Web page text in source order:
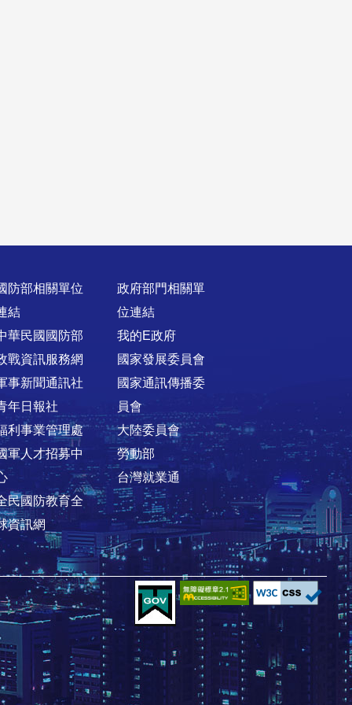
防部相關單位
結
華民國國防部
戰資訊服務網
事新聞通訊社
年日報社
利事業管理處
軍人才招募中
民國防教育全
資訊網
政府部門相關單
位連結
我的E政府
國家發展委員會
國家通訊傳播委
員會
大陸委員會
勞動部
台灣就業通